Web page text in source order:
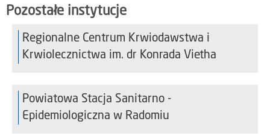
Pozostałe instytucje
Regionalne Centrum Krwiodawstwa i
Krwiolecznictwa im. dr Konrada Vietha
Powiatowa Stacja Sanitarno -
Epidemiologiczna w Radomiu